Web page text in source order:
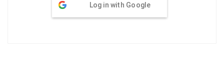
Log in with Google